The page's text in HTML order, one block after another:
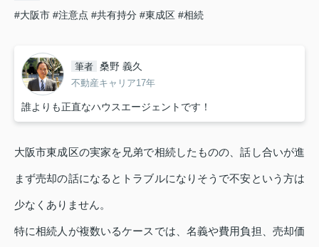
#大阪市 #注意点 #共有持分 #東成区 #相続
筆者 桑野 義久
不動産キャリア17年
誰よりも正直なハウスエージェントです！
大阪市東成区の実家を兄弟で相続したものの、話し合いが進
まず売却の話になるとトラブルになりそうで不安という方は
少なくありません。
特に相続人が複数いるケースでは、名義や費用負担、売却価